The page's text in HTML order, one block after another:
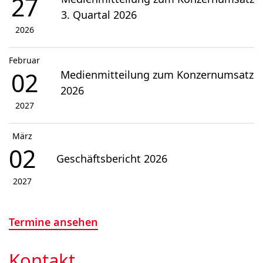
27
2026
3. Quartal 2026
Februar
02
2027
Medienmitteilung zum Konzernumsatz
2026
März
02
2027
Geschäftsbericht 2026
Termine ansehen